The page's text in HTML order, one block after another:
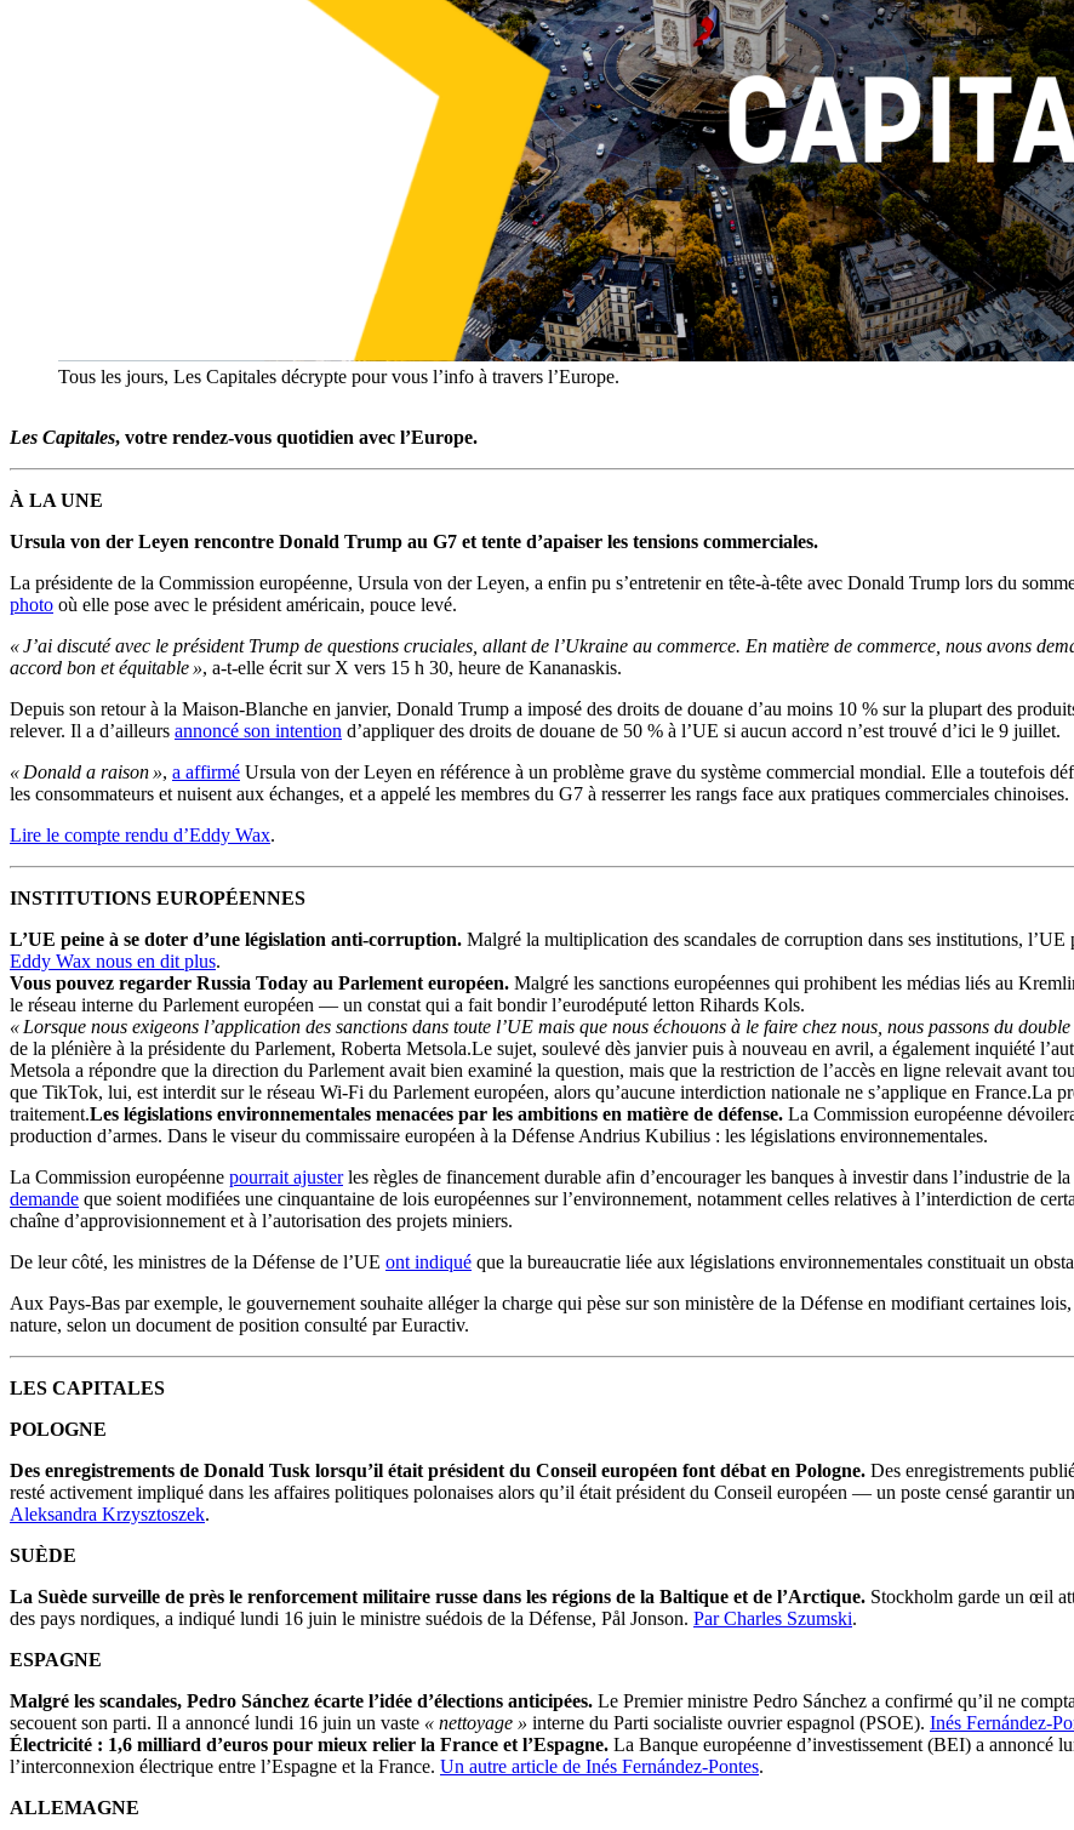
Tous les jours, Les Capitales décrypte pour vous l’info à travers l’Europe.
Les Capitales, votre rendez-vous quotidien avec l’Europe.
À LA UNE
Ursula von der Leyen rencontre Donald Trump au G7 et tente d’apaiser les tensions commerciales.
La présidente de la Commission européenne, Ursula von der Leyen, a enfin pu s’entretenir en tête-à-tête avec Donald Trump lors du
photo où elle pose avec le président américain, pouce levé.
« J’ai discuté avec le président Trump de questions cruciales, allant de l’Ukraine au commerce. En matière de commerce, nous avons
accord bon et équitable », a-t-elle écrit sur X vers 15 h 30, heure de Kananaskis.
Depuis son retour à la Maison-Blanche en janvier, Donald Trump a imposé des droits de douane d’au moins 10 % sur la plupart des
relever. Il a d’ailleurs annoncé son intention d’appliquer des droits de douane de 50 % à l’UE si aucun accord n’est trouvé d’ici le 9 juillet.
« Donald a raison », a affirmé Ursula von der Leyen en référence à un problème grave du système commercial mondial. Elle a toutefois
les consommateurs et nuisent aux échanges, et a appelé les membres du G7 à resserrer les rangs face aux pratiques commerciales chinoises.
Lire le compte rendu d’Eddy Wax.
INSTITUTIONS EUROPÉENNES
L’UE peine à se doter d’une législation anti-corruption. Malgré la multiplication des scandales de corruption dans ses institutions,
Eddy Wax nous en dit plus.
Vous pouvez regarder Russia Today au Parlement européen. Malgré les sanctions européennes qui prohibent les médias liés au
le réseau interne du Parlement européen — un constat qui a fait bondir l’eurodéputé letton Rihards Kols.
« Lorsque nous exigeons l’application des sanctions dans toute l’UE mais que nous échouons à le faire chez nous, nous passons du
de la plénière à la présidente du Parlement, Roberta Metsola.Le sujet, soulevé dès janvier puis à nouveau en avril, a également inquiété
Metsola a répondre que la direction du Parlement avait bien examiné la question, mais que la restriction de l’accès en ligne relevait avant
que TikTok, lui, est interdit sur le réseau Wi-Fi du Parlement européen, alors qu’aucune interdiction nationale ne s’applique en France.La
traitement.Les législations environnementales menacées par les ambitions en matière de défense. La Commission européenne
production d’armes. Dans le viseur du commissaire européen à la Défense Andrius Kubilius : les législations environnementales.
La Commission européenne pourrait ajusterles règles de financement durable afin d’encourager les banques à investir dans l’industrie de
demande que soient modifiées une cinquantaine de lois européennes sur l’environnement, notamment celles relatives à l’interdiction de
chaîne d’approvisionnement et à l’autorisation des projets miniers.
De leur côté, les ministres de la Défense de l’UE ont indiqué que la bureaucratie liée aux législations environnementales constituait un
Aux Pays-Bas par exemple, le gouvernement souhaite alléger la charge qui pèse sur son ministère de la Défense en modifiant certaines
nature, selon un document de position consulté par Euractiv.
LES CAPITALES
POLOGNE
Des enregistrements de Donald Tusk lorsqu’il était président du Conseil européen font débat en Pologne. Des enregistrements
resté activement impliqué dans les affaires politiques polonaises alors qu’il était président du Conseil européen — un poste censé garantir
Aleksandra Krzysztoszek.
SUÈDE
La Suède surveille de près le renforcement militaire russe dans les régions de la Baltique et de l’Arctique. Stockholm garde un œil
des pays nordiques, a indiqué lundi 16 juin le ministre suédois de la Défense, Pål Jonson. Par Charles Szumski.
ESPAGNE
Malgré les scandales, Pedro Sánchez écarte l’idée d’élections anticipées. Le Premier ministre Pedro Sánchez a confirmé qu’il ne
secouent son parti. Il a annoncé lundi 16 juin un vaste « nettoyage » interne du Parti socialiste ouvrier espagnol (PSOE). Inés Fernández-
Électricité : 1,6 milliard d’euros pour mieux relier la France et l’Espagne. La Banque européenne d’investissement (BEI) a annoncé
l’interconnexion électrique entre l’Espagne et la France. Un autre article de Inés Fernández-Pontes.
ALLEMAGNE